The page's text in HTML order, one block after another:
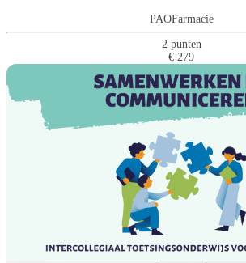
PAOFarmacie
2 punten
€ 279